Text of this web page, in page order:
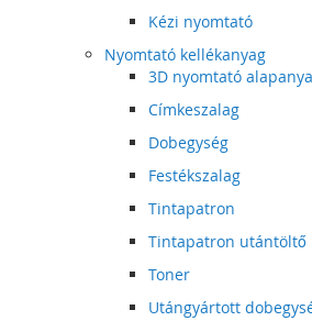
Kézi nyomtató
Nyomtató kellékanyag
3D nyomtató
Címkeszalag
Dobegység
Festékszalag
Tintapatron
Tintapatron utántöltő
Toner
Utángyártott